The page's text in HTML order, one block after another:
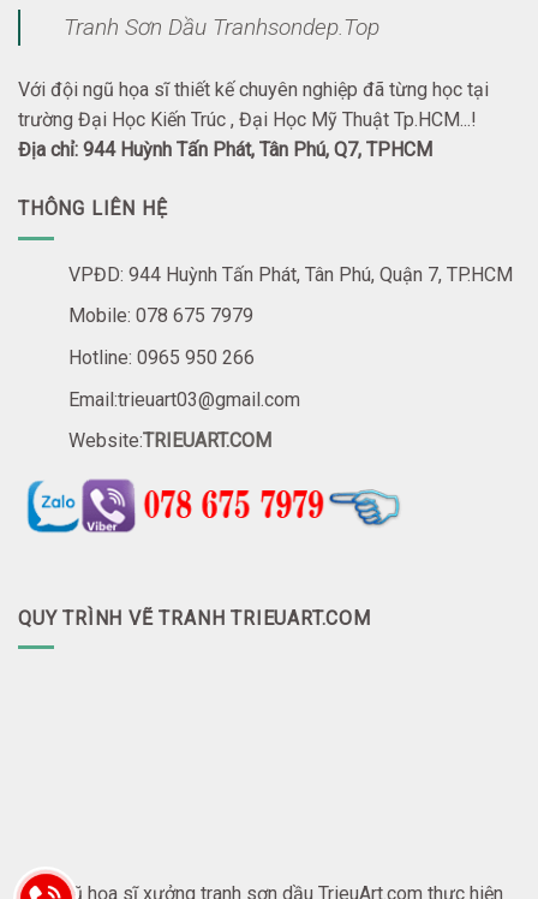
Tranh Sơn Dầu Tranhsondep.Top
Với đội ngũ họa sĩ thiết kế chuyên nghiệp đã từng học tại
trường Đại Học Kiến Trúc , Đại Học Mỹ Thuật Tp.HCM...!
Địa chỉ: 944 Huỳnh Tấn Phát, Tân Phú, Q7, TPHCM
THÔNG LIÊN HỆ
VPĐD: 944 Huỳnh Tấn Phát, Tân Phú, Quận 7, TP.HCM
Mobile: 078 675 7979
Hotline: 0965 950 266
Email:trieuart03@gmail.com
Website:TRIEUART.COM
QUY TRÌNH VẼ TRANH TRIEUART.COM
Đội ngũ họa sĩ xưởng tranh sơn dầu TrieuArt.com thực hiện